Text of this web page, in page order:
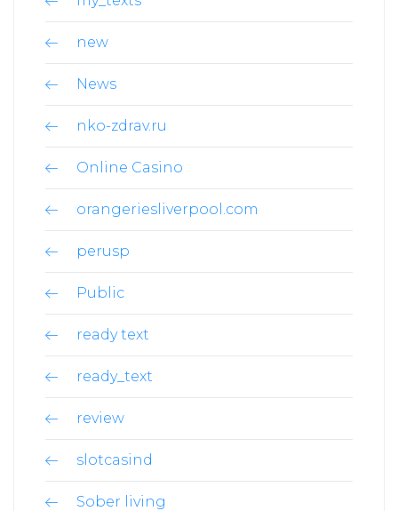
new
News
nko-zdrav.ru
Online Casino
orangeriesliverpool.com
perusp
Public
ready text
ready_text
review
slotcasind
Sober living